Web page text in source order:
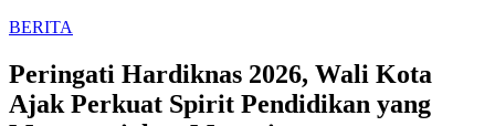
BERITA
Peringati Hardiknas 2026, Wali Kota
Ajak Perkuat Spirit Pendidikan yang